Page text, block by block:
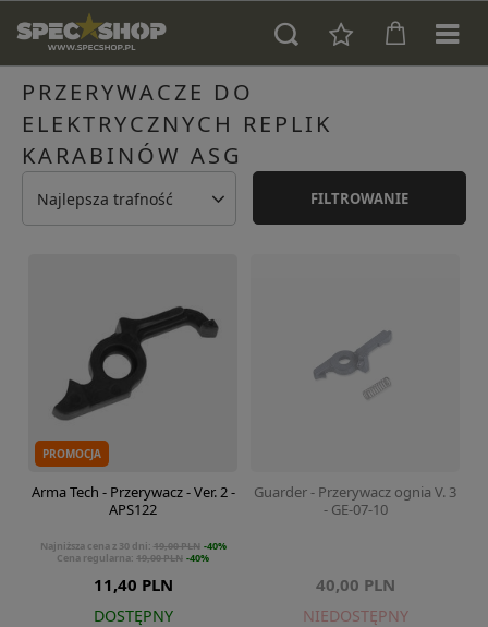
PRZERYWACZE DO
ELEKTRYCZNYCH REPLIK
KARABINÓW ASG
Najlepsza trafność FILTROWANIE
PROMOCJA
Arma Tech - Przerywacz - Ver. 2 -
APS122
11,40 PLN
Najniższa cena z 30 dni: 19,00 PLN -40%
Cena regularna: 19,00 PLN -40%
DOSTĘPNY
Guarder - Przerywacz ognia V. 3
- GE-07-10
40,00 PLN
NIEDOSTĘPNY